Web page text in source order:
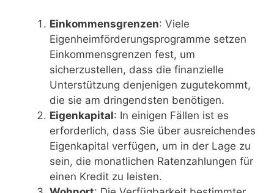
Einkommensgrenzen: Viele
Eigenheimförderungsprogramme setzen
Einkommensgrenzen fest, um
sicherzustellen, dass die finanzielle
Unterstützung denjenigen zugutekommt,
die sie am dringendsten benötigen.
Eigenkapital: In einigen Fällen ist es
erforderlich, dass Sie über ausreichendes
Eigenkapital verfügen, um in der Lage zu
sein, die monatlichen Ratenzahlungen für
einen Kredit zu leisten.